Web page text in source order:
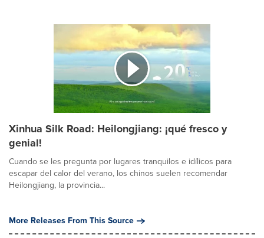
Xinhua Silk Road: Heilongjiang: ¡qué fresco y
genial!
Cuando se les pregunta por lugares tranquilos e idílicos para
escapar del calor del verano, los chinos suelen recomendar
Heilongjiang, la provincia...
More Releases From This Source